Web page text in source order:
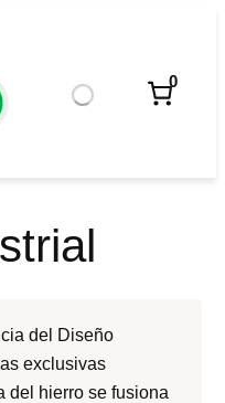
0
del Diseño
exclusivas
del hierro se fusiona